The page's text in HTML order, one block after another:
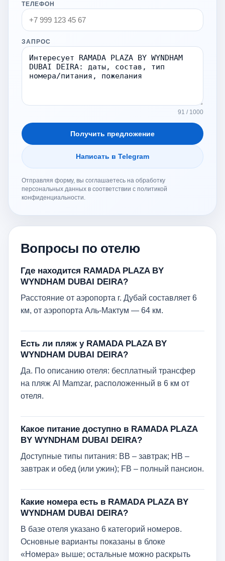
ТЕЛЕФОН
ЗАПРОС
91 / 1000
Получить предложение
Написать в Telegram
Отправляя форму, вы соглашаетесь на обработку
персональных данных в соответствии с политикой
конфиденциальности.
Вопросы по отелю
Где находится RAMADA PLAZA BY
WYNDHAM DUBAI DEIRA?
Расстояние от аэропорта г. Дубай составляет 6
км, от аэропорта Аль-Мактум — 64 км.
Есть ли пляж у RAMADA PLAZA BY
WYNDHAM DUBAI DEIRA?
Да. По описанию отеля: бесплатный трансфер
на пляж Al Mamzar, расположенный в 6 км от
отеля.
Какое питание доступно в RAMADA PLAZA
BY WYNDHAM DUBAI DEIRA?
Доступные типы питания: BB – завтрак; HB –
завтрак и обед (или ужин); FB – полный пансион.
Какие номера есть в RAMADA PLAZA BY
WYNDHAM DUBAI DEIRA?
В базе отеля указано 6 категорий номеров.
Основные варианты показаны в блоке
«Номера» выше; остальные можно раскрыть